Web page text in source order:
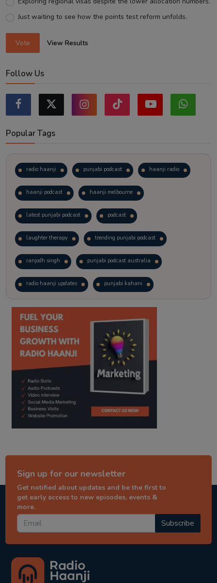
Just waiting to see how the points test reform unfolds.
Vote View Results
Follow Us
Popular Tags
radio haanji punjabi podcast haanji radio
haanji podcast haanji melbourne
latest punjabi podcast podcast
laughter therapy trending punjabi podcast
ranjodh singh punjabi podcast australia
radio haanji updates punjabi kahani
kitaab kahani punjabi story
Sign up for our newsletter
Get notified about updates and be the first to
get early access to new episodes, events &
more.
Subscribe